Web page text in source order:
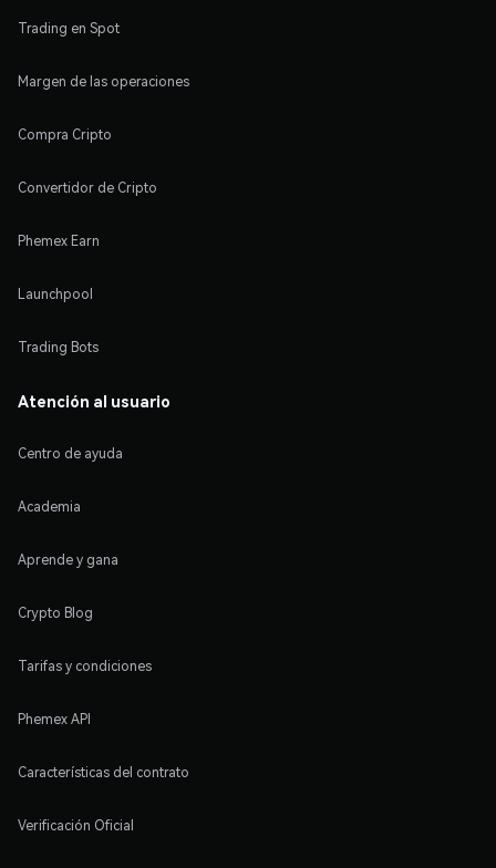
Trading en Spot
Margen de las operaciones
Compra Cripto
Convertidor de Cripto
Phemex Earn
Launchpool
Trading Bots
Atención al usuario
Centro de ayuda
Academia
Aprende y gana
Crypto Blog
Tarifas y condiciones
Phemex API
Características del contrato
Verificación Oficial